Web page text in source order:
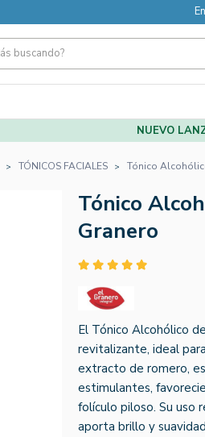
NUEVO
TÓNICOS FACIALES Tónico
Tónico
Granero
El Tónico Alcohólico
revitalizante, ideal
extracto de romero,
estimulantes,
folículo piloso. Su uso
aporta brillo y